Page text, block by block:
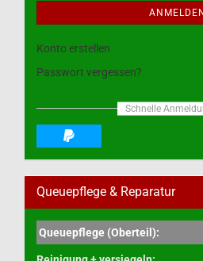
ANMELDEN
Konto erstellen
Passwort vergessen?
Schnelle
Queuepflege & Reparatur
Queuepflege (Oberteil):